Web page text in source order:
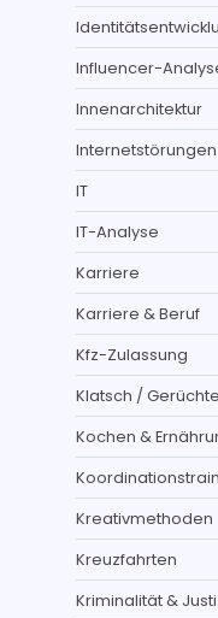
Influencer-
Innenarchitektur
Internetstörungen
IT
IT-Analyse
Karriere
Karriere & Beruf
Kfz-Zulassung
Klatsch / Gerüchte
Kochen &
Kreativmethoden
Kreuzfahrten
Kriminalität &